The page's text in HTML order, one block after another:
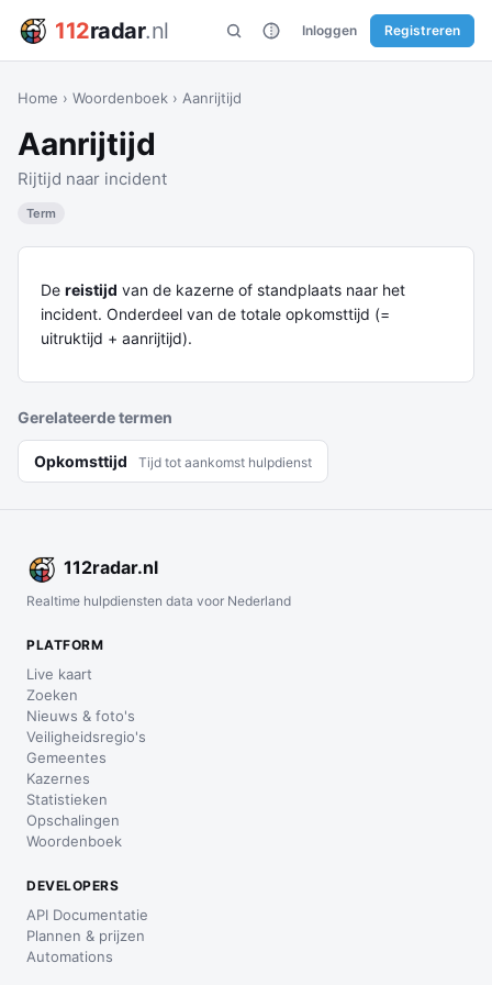
112radar.nl Inloggen Registreren
Home › Woordenboek › Aanrijtijd
Aanrijtijd
Rijtijd naar incident
Term
De reistijd van de kazerne of standplaats naar het
incident. Onderdeel van de totale opkomsttijd (=
uitruktijd + aanrijtijd).
Gerelateerde termen
Opkomsttijd Tijd tot aankomst hulpdienst
112radar.nl
Realtime hulpdiensten data voor Nederland
PLATFORM
Live kaart
Zoeken
Nieuws & foto's
Veiligheidsregio's
Gemeentes
Kazernes
Statistieken
Opschalingen
Woordenboek
DEVELOPERS
API Documentatie
Plannen & prijzen
Automations